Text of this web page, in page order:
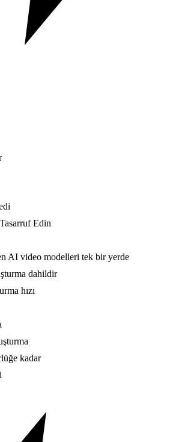
Edin
AI video modelleri tek bir yerde
dahildir
hızı
kadar